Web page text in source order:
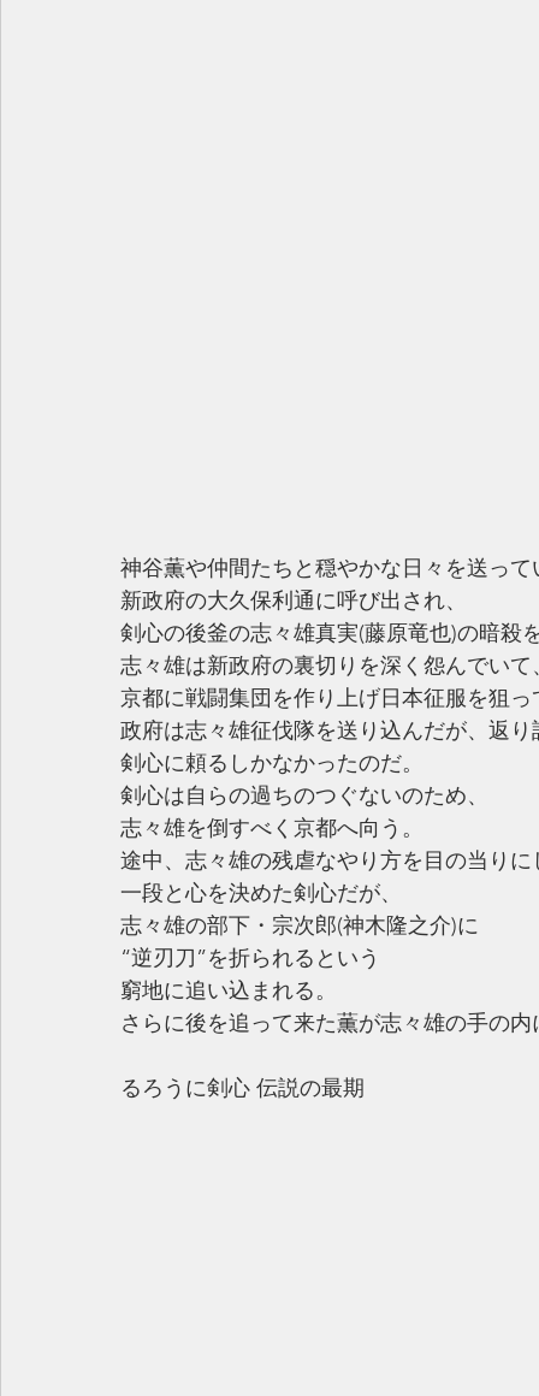
神谷薫や仲間たちと穏やかな日々を送っ
新政府の大久保利通に呼び出され、
剣心の後釜の志々雄真実(藤原竜也)の暗殺
志々雄は新政府の裏切りを深く怨んでいて
京都に戦闘集団を作り上げ日本征服を狙っ
政府は志々雄征伐隊を送り込んだが、返
剣心に頼るしかなかったのだ。
剣心は自らの過ちのつぐないのため、
志々雄を倒すべく京都へ向う。
途中、志々雄の残虐なやり方を目の当りに
一段と心を決めた剣心だが、
志々雄の部下・宗次郎(神木隆之介)に
“逆刃刀”を折られるという
窮地に追い込まれる。
さらに後を追って来た薫が志々雄の手の内
るろうに剣心 伝説の最期